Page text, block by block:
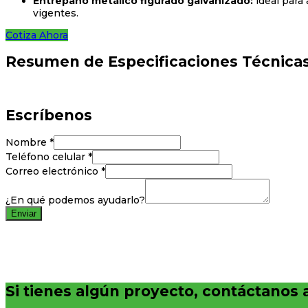
vigentes.
Cotiza Ahora
Resumen de Especificaciones
Escríbenos
Nombre *
Teléfono celular *
Correo electrónico *
¿En qué podemos ayudarlo?
Enviar
Si tienes algún proyecto, contáctanos